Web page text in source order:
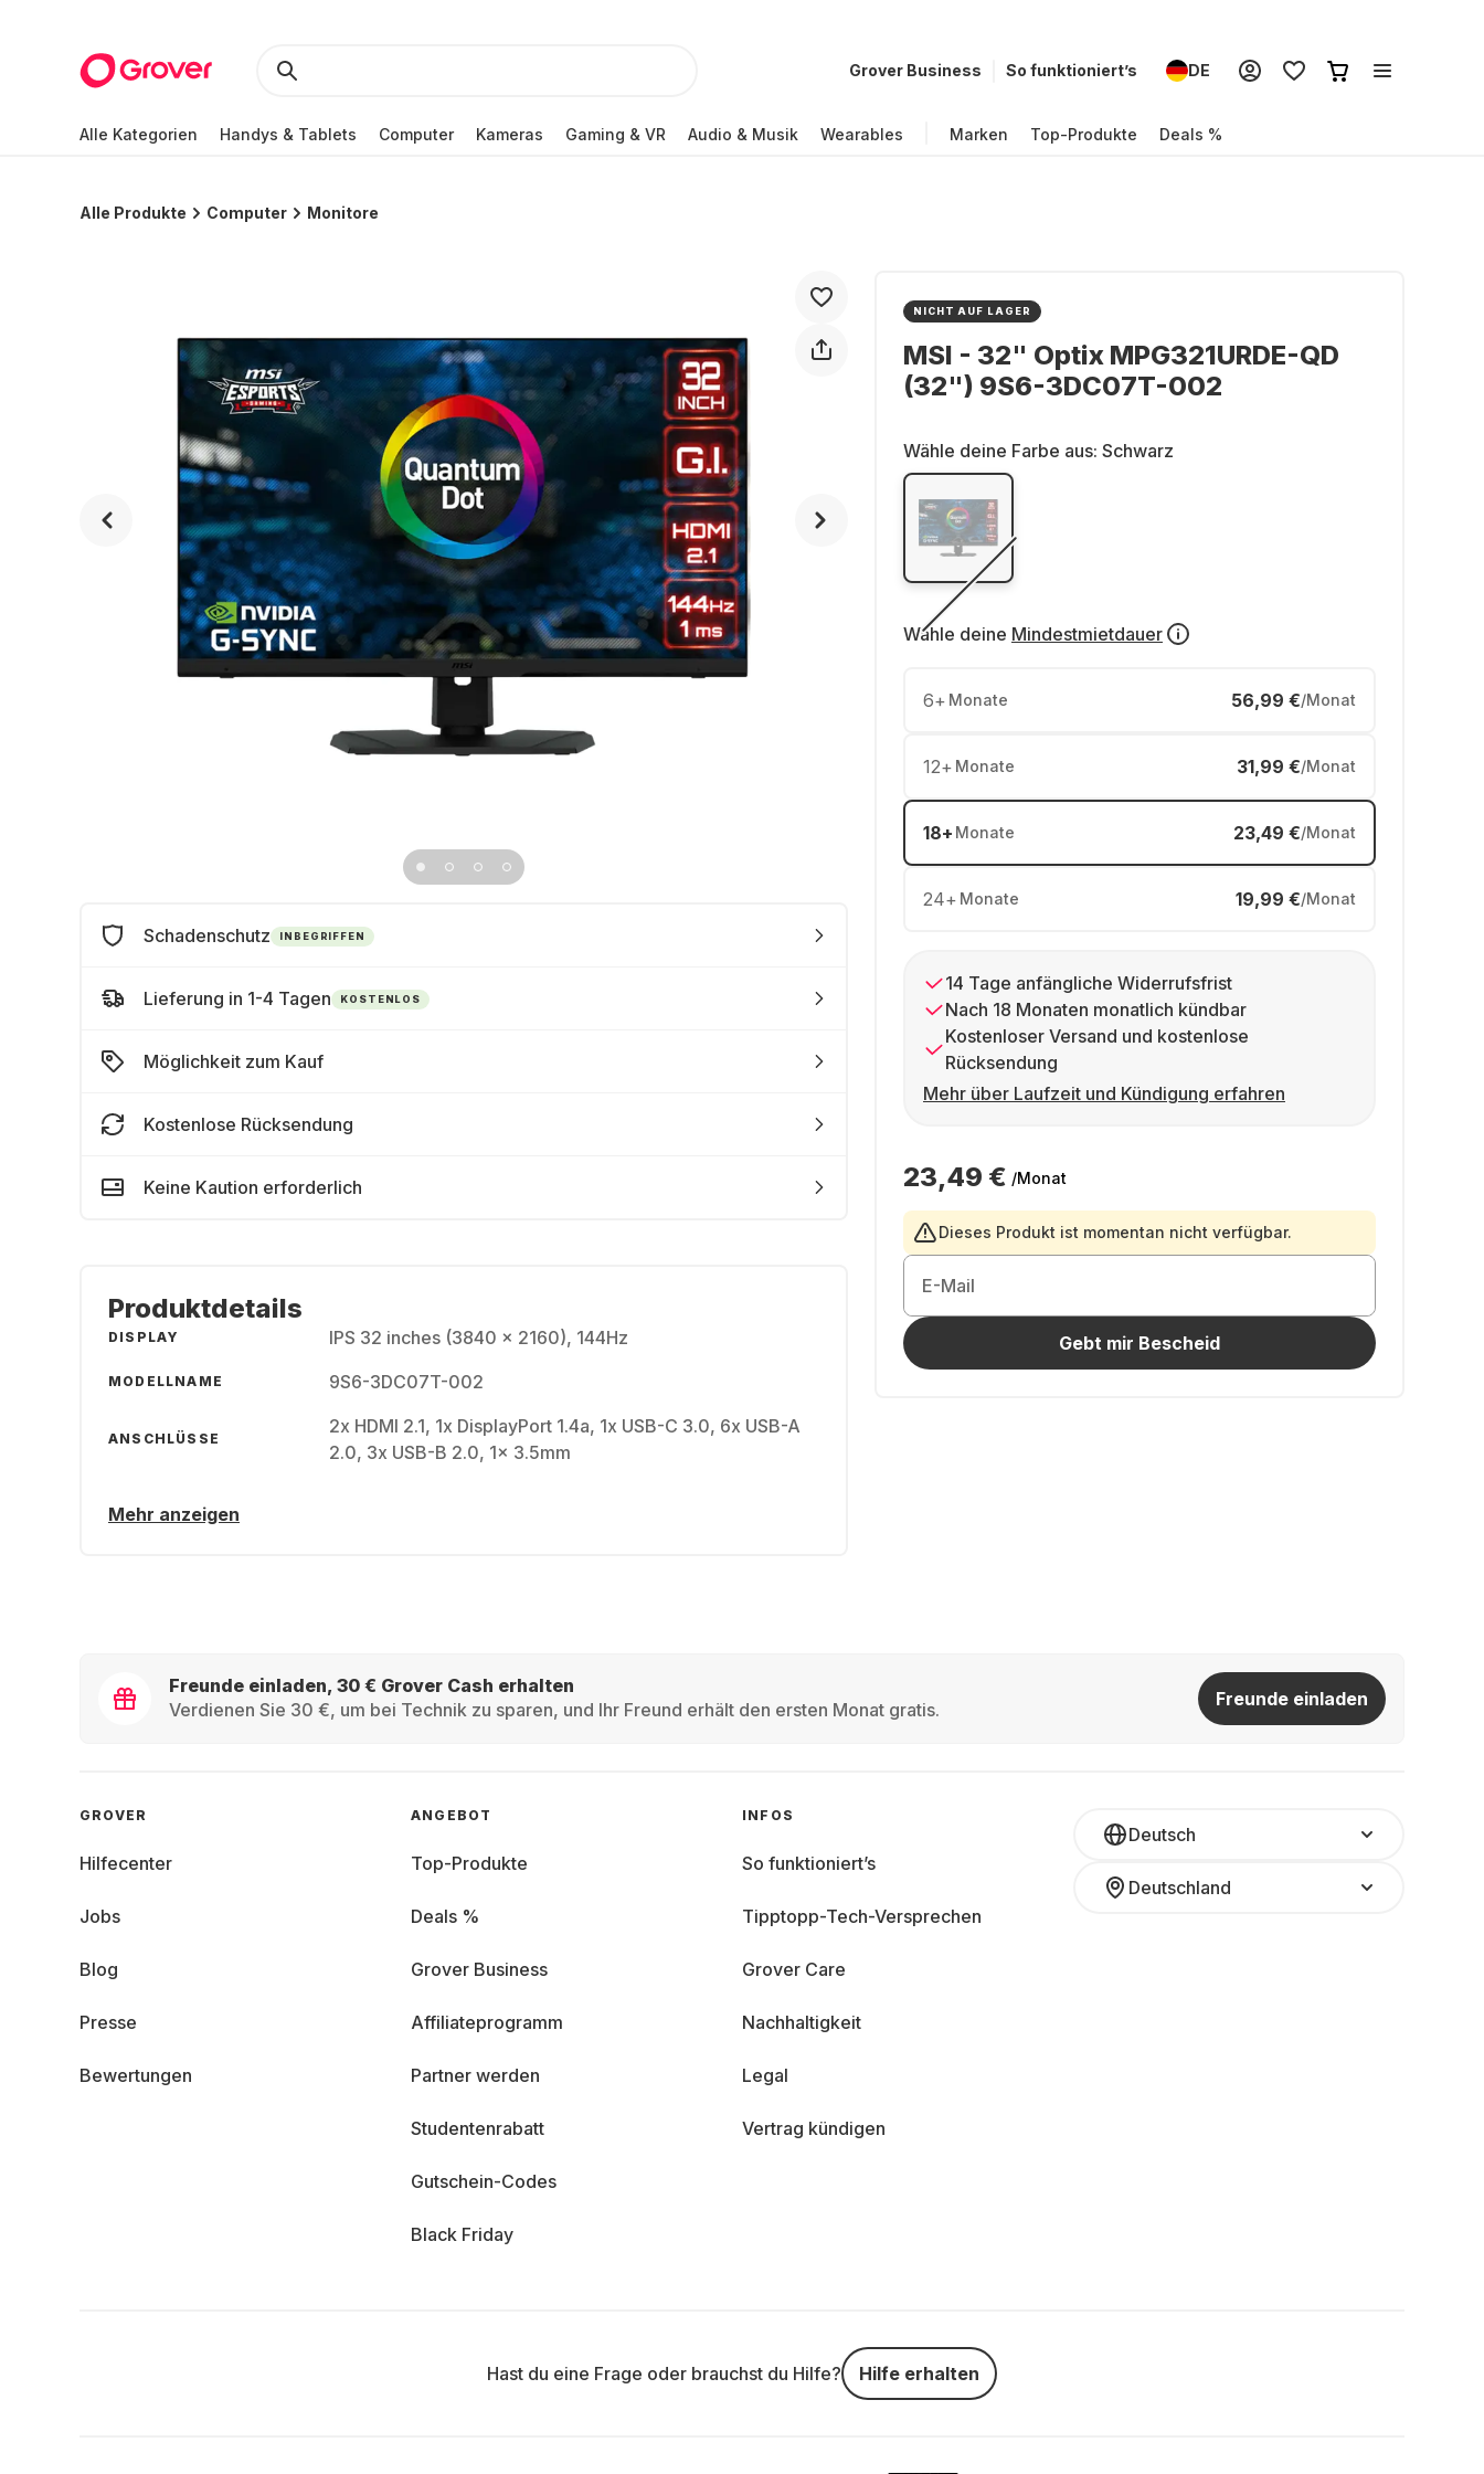
Grover Business So funktioniert’s DE
Alle Kategorien Handys & Tablets Computer Kameras Gaming & VR Audio & Musik Wearables Marken Top-Produkte Deals %
Alle Produkte Computer Monitore
NICHT AUF LAGER
MSI - 32" Optix MPG321URDE-QD
(32") 9S6-3DC07T-002
Wähle deine Farbe aus: Schwarz
Wähle deine Mindestmietdauer
6+ Monate 56,99 €/Monat
12+ Monate 31,99 €/Monat
18+ Monate 23,49 €/Monat
24+ Monate 19,99 €/Monat
14 Tage anfängliche Widerrufsfrist
Nach 18 Monaten monatlich kündbar
Kostenloser Versand und kostenlose
Rücksendung
Mehr über Laufzeit und Kündigung erfahren
23,49 € /Monat
Dieses Produkt ist momentan nicht verfügbar.
E-Mail
Gebt mir Bescheid
Schadenschutz INBEGRIFFEN
Lieferung in 1-4 Tagen KOSTENLOS
Möglichkeit zum Kauf
Kostenlose Rücksendung
Keine Kaution erforderlich
Produktdetails
DISPLAY IPS 32 inches (3840 x 2160), 144Hz
MODELLNAME 9S6-3DC07T-002
ANSCHLÜSSE
2x HDMI 2.1, 1x DisplayPort 1.4a, 1x USB-C 3.0, 6x USB-A
2.0, 3x USB-B 2.0, 1x 3.5mm
Mehr anzeigen
Freunde einladen, 30 € Grover Cash erhalten
Verdienen Sie 30 €, um bei Technik zu sparen, und Ihr Freund erhält den ersten Monat gratis.
Freunde einladen
Deutsch
Deutschland
GROVER
Hilfecenter
Jobs
Blog
Presse
Bewertungen
ANGEBOT
Top-Produkte
Deals %
Grover Business
Affiliateprogramm
Partner werden
Studentenrabatt
Gutschein-Codes
Black Friday
INFOS
So funktioniert’s
Tipptopp-Tech-Versprechen
Grover Care
Nachhaltigkeit
Legal
Vertrag kündigen
Hast du eine Frage oder brauchst du Hilfe? Hilfe erhalten